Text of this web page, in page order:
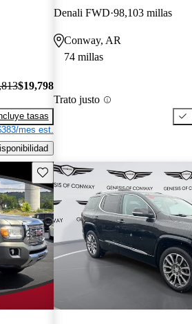
$19,798
tasas
mes est.
Denali FWD 98,103 millas
Conway, AR
74 millas
Trato justo
Guarda este Aviso